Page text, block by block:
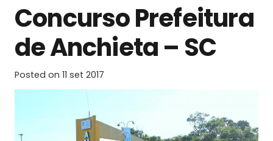
Concurso Prefeitura
de Anchieta – SC
Posted on 11 set 2017